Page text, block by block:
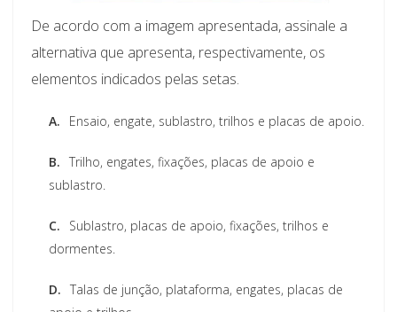
De acordo com a imagem apresentada, assinale a
alternativa que apresenta, respectivamente, os
elementos indicados pelas setas.
A. Ensaio, engate, sublastro, trilhos e placas de apoio.
B. Trilho, engates, fixações, placas de apoio e
sublastro.
C.
Sublastro, placas de apoio, fixações, trilhos e
dormentes.
D. Talas de junção, plataforma, engates, placas de